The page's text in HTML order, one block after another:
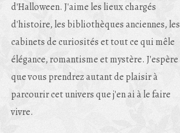
d'Halloween. J'aime les lieux chargés
d'histoire, les bibliothèques anciennes, les
cabinets de curiosités et tout ce qui mêle
élégance, romantisme et mystère. J'espère
que vous prendrez autant de plaisir à
parcourir cet univers que j'en ai à le faire
vivre.